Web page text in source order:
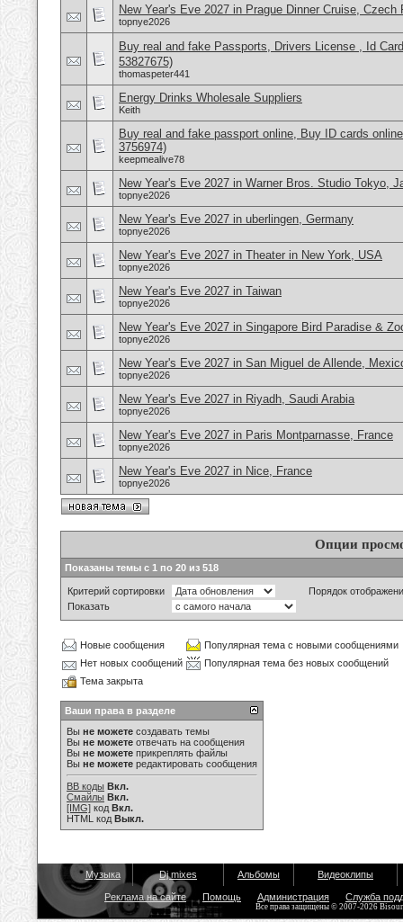
New Year's Eve 2027 in Prague Dinner Cruise, Czech
topnye2026
Buy real and fake Passports, Drivers License , Id
53827675)
thomaspeter441
Energy Drinks Wholesale Suppliers
Keith
Buy real and fake passport online, Buy ID cards
3756974)
keepmealive78
New Year's Eve 2027 in Warner Bros. Studio Tokyo,
topnye2026
New Year's Eve 2027 in uberlingen, Germany
topnye2026
New Year's Eve 2027 in Theater in New York, USA
topnye2026
New Year's Eve 2027 in Taiwan
topnye2026
New Year's Eve 2027 in Singapore Bird Paradise &
topnye2026
New Year's Eve 2027 in San Miguel de Allende,
topnye2026
New Year's Eve 2027 in Riyadh, Saudi Arabia
topnye2026
New Year's Eve 2027 in Paris Montparnasse, France
topnye2026
New Year's Eve 2027 in Nice, France
topnye2026
Опции
Показаны темы с 1 по 20 из 518
Критерий сортировки
Порядок
Показать
Новые сообщения
Популярная тема с новыми сообщениями
Нет новых сообщений
Популярная тема без новых сообщений
Тема закрыта
Ваши права в разделе
Вы не можете создавать темы
Вы не можете отвечать на сообщения
Вы не можете прикреплять файлы
Вы не можете редактировать сообщения
BB коды Вкл.
Смайлы Вкл.
[IMG] код Вкл.
HTML код Выкл.
Музыка Dj mixes Альбомы Видеоклипы
Реклама на сайте Помощь Администрация Служба
Все права защищены © 2007-2026